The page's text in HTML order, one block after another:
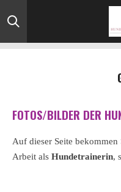
Zum
Hauptinhalt
springen
FOTOS/BILDER DER
Auf dieser Seite
Arbeit als Hundetrainerin,